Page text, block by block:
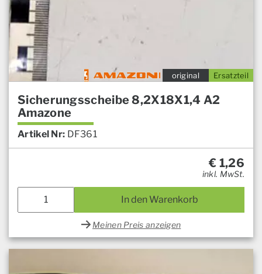
Ersatzteil
original
Sicherungsscheibe 8,2X18X1,4 A2
Amazone
Artikel Nr: DF361
€ 1,26
inkl. MwSt.
In den Warenkorb
Meinen Preis anzeigen